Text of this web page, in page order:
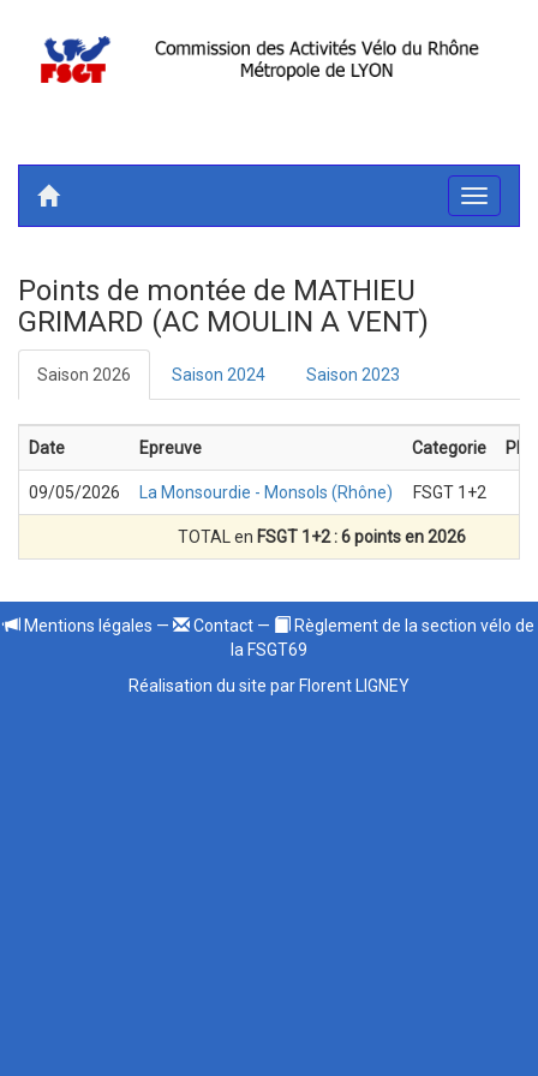
Toggle
Points de montée de MATHIEU
GRIMARD (AC MOULIN A VENT)
Saison 2026 Saison 2024 Saison 2023
Date Epreuve Categorie
09/05/2026 La Monsourdie - Monsols (Rhône) FSGT 1+2
TOTAL en FSGT 1+2 : 6 points en 2026
Mentions légales — Contact —
Règlement de la section vélo de
la FSGT69
Réalisation du site par Florent LIGNEY